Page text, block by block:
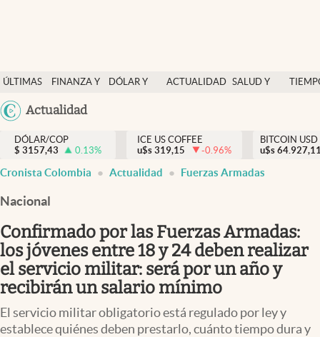
ÚLTIMAS
NOTICIAS
FINANZA Y
DÓLAR Y
ACTUALIDAD SALUD Y
México
Actualidad
Salud y nutrición
Vida espiritual
Actualidad
Colombia
DÓLAR/COP
$ 3157,43 0.13%
ICE US COFFEE
u$s 319,15 -0.96%
BITCOIN USD
u$s
Cronista Colombia Actualidad Fuerzas Armadas
Nacional
Confirmado por las Fuerzas Armadas:
los jóvenes entre 18 y 24 deben realizar
el servicio militar: será por un año y
recibirán un salario mínimo
El servicio militar obligatorio está regulado por ley y
establece quiénes deben prestarlo, cuánto tiempo dura y